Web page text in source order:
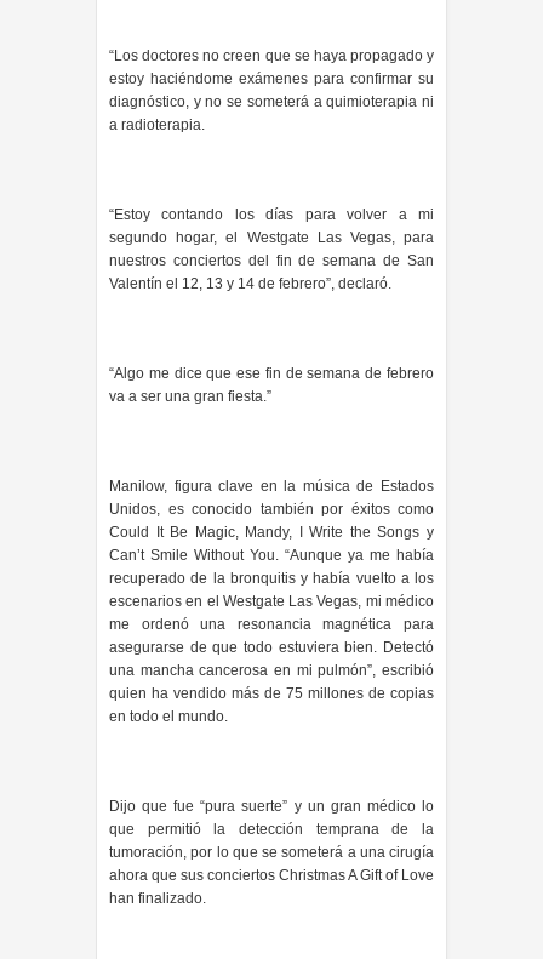
“Los doctores no creen que se haya propagado y
estoy haciéndome exámenes para confirmar su
diagnóstico, y no se someterá a quimioterapia ni
a radioterapia.
“Estoy contando los días para volver a mi
segundo hogar, el Westgate Las Vegas, para
nuestros conciertos del fin de semana de San
Valentín el 12, 13 y 14 de febrero”, declaró.
“Algo me dice que ese fin de semana de febrero
va a ser una gran fiesta.”
Manilow, figura clave en la música de Estados
Unidos, es conocido también por éxitos como
Could It Be Magic, Mandy, I Write the Songs y
Can’t Smile Without You. “Aunque ya me había
recuperado de la bronquitis y había vuelto a los
escenarios en el Westgate Las Vegas, mi médico
me ordenó una resonancia magnética para
asegurarse de que todo estuviera bien. Detectó
una mancha cancerosa en mi pulmón”, escribió
quien ha vendido más de 75 millones de copias
en todo el mundo.
Dijo que fue “pura suerte” y un gran médico lo
que permitió la detección temprana de la
tumoración, por lo que se someterá a una cirugía
ahora que sus conciertos Christmas A Gift of Love
han finalizado.